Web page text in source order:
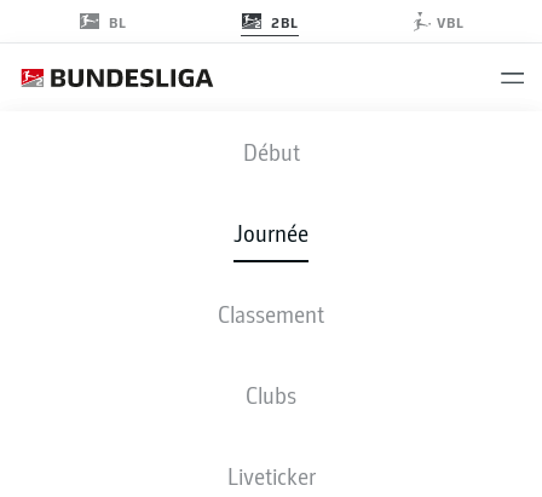
BL 2BL VBL
Début
Journée
Classement
Clubs
Liveticker
KSV - KSC
COMPOSITIONS STATISTIQUES